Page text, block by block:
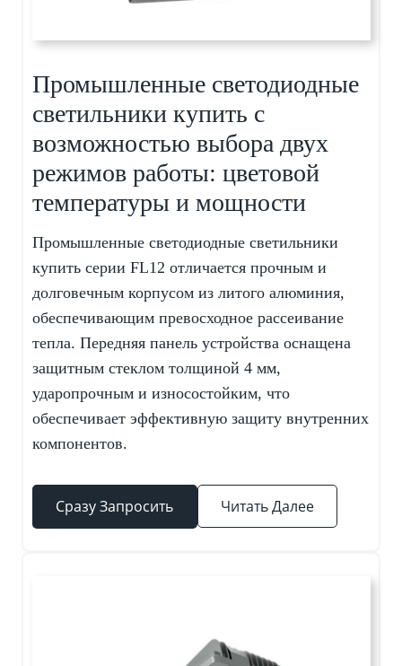
Промышленные светодиодные
светильники купить с
возможностью выбора двух
режимов работы: цветовой
температуры и мощности
Промышленные светодиодные светильники
купить серии FL12 отличается прочным и
долговечным корпусом из литого алюминия,
обеспечивающим превосходное рассеивание
тепла. Передняя панель устройства оснащена
защитным стеклом толщиной 4 мм,
ударопрочным и износостойким, что
обеспечивает эффективную защиту внутренних
компонентов.
Сразу Запросить Читать Далее